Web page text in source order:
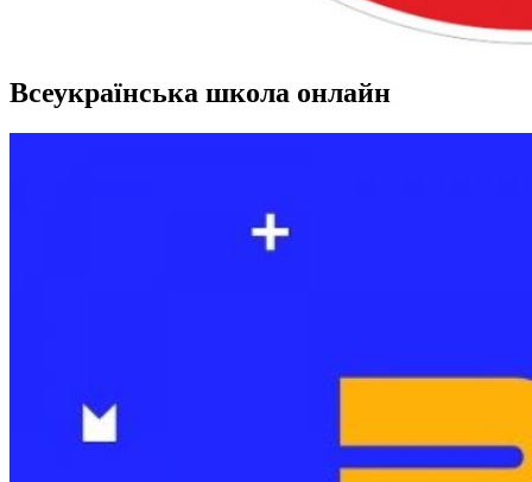
Всеукраїнська школа онлайн